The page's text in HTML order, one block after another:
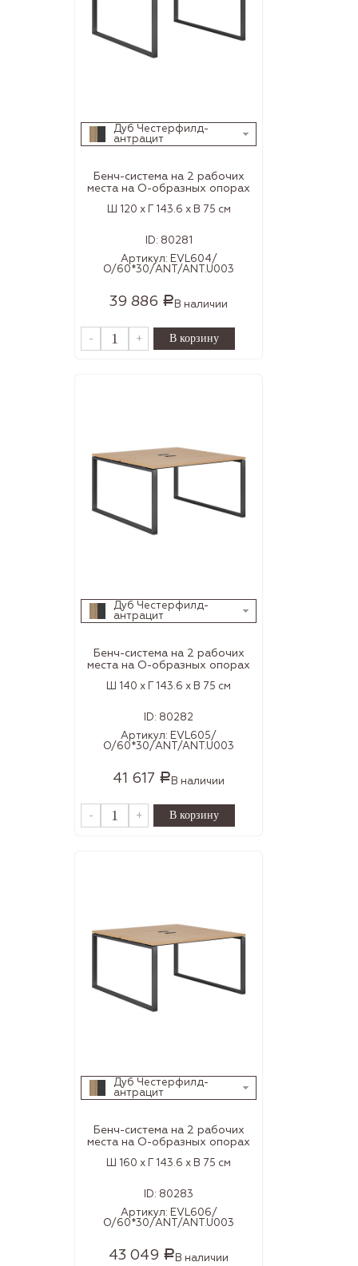
Дуб Честерфилд-
антрацит
Бенч-система на 2 рабочих
места на О-образных опорах
Ш 120 x Г 143.6 x В 75 см
ID: 80281
Артикул: EVL604/
О/60*30/ANT/ANT.U003
39 886 РВ наличии
- +
Дуб Честерфилд-
антрацит
Бенч-система на 2 рабочих
места на О-образных опорах
Ш 140 x Г 143.6 x В 75 см
ID: 80282
Артикул: EVL605/
О/60*30/ANT/ANT.U003
41 617 РВ наличии
- +
Дуб Честерфилд-
антрацит
Бенч-система на 2 рабочих
места на О-образных опорах
Ш 160 x Г 143.6 x В 75 см
ID: 80283
Артикул: EVL606/
О/60*30/ANT/ANT.U003
43 049 РВ наличии